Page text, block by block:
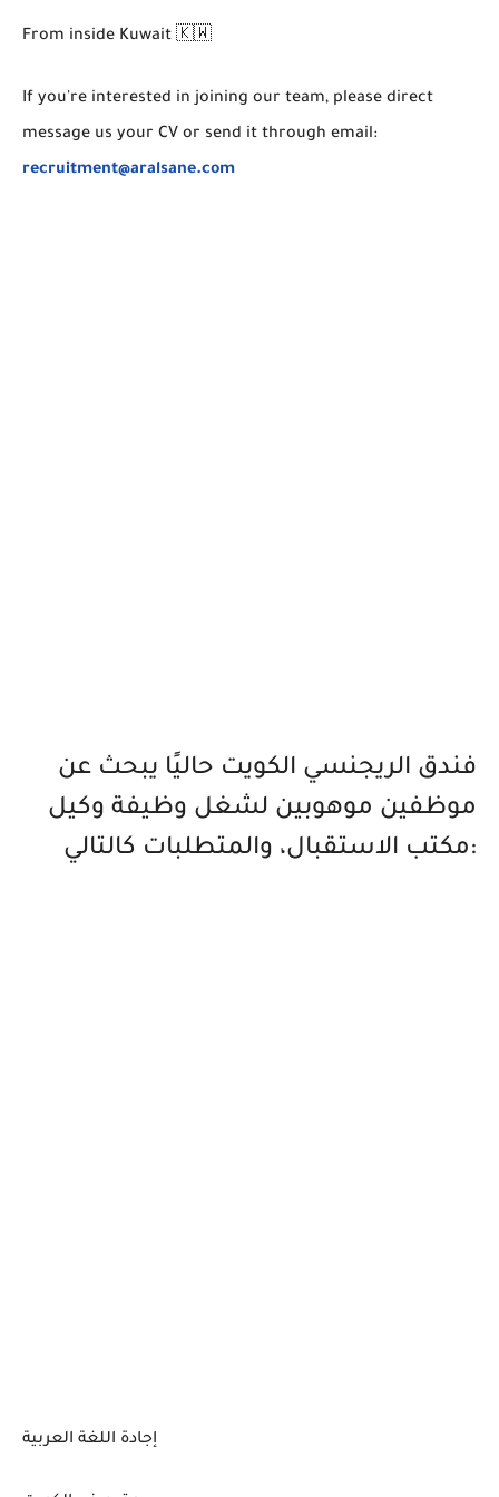
From inside Kuwait 🇰🇼
If you're interested in joining our team, please direct
message us your CV or send it through email:
recruitment@aralsane.com
فندق الريجنسي الكويت حاليًا يبحث عن
موظفين موهوبين لشغل وظيفة وكيل
مكتب الاستقبال، والمتطلبات كالتالي:
إجادة اللغة العربية